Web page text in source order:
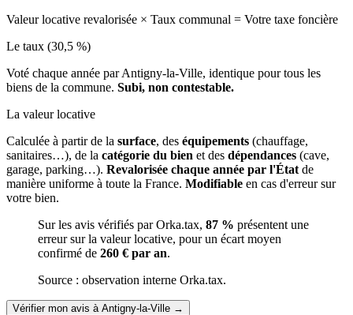
Valeur locative revalorisée × Taux communal = Votre taxe foncière
Le taux (30,5 %)
Voté chaque année par Antigny-la-Ville, identique pour tous les
biens de la commune. Subi, non contestable.
La valeur locative
Calculée à partir de la surface, des équipements (chauffage,
sanitaires…), de la catégorie du bien et des dépendances (cave,
garage, parking…). Revalorisée chaque année par l'État de
manière uniforme à toute la France. Modifiable en cas d'erreur sur
votre bien.
Sur les avis vérifiés par Orka.tax, 87 % présentent une
erreur sur la valeur locative, pour un écart moyen
confirmé de 260 € par an.
Source : observation interne Orka.tax.
Vérifier mon avis à Antigny-la-Ville →